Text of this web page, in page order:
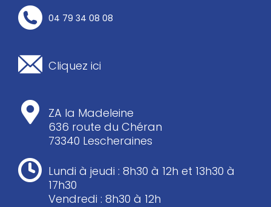
04 79 34 08 08
Cliquez ici
ZA la Madeleine
636 route du Chéran
73340 Lescheraines
Lundi à jeudi : 8h30 à 12h et 13h30 à
17h30
Vendredi : 8h30 à 12h